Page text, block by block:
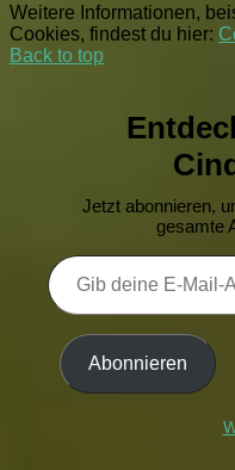
Weitere Informationen,
Cookies, findest du hier:
Back to top
Jetzt abonnieren,
gesamte
Gib
deine
E-
Adresse
ein ...Abonnieren